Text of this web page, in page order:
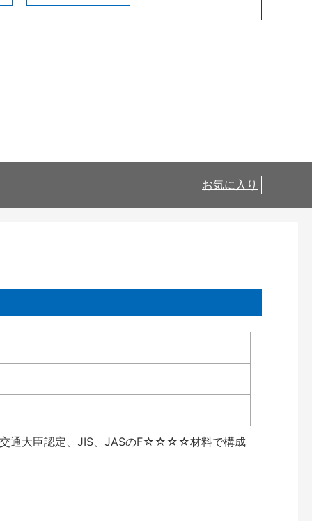
お気に入り
交通大臣認定、JIS、JASのF☆☆☆☆材料で構成